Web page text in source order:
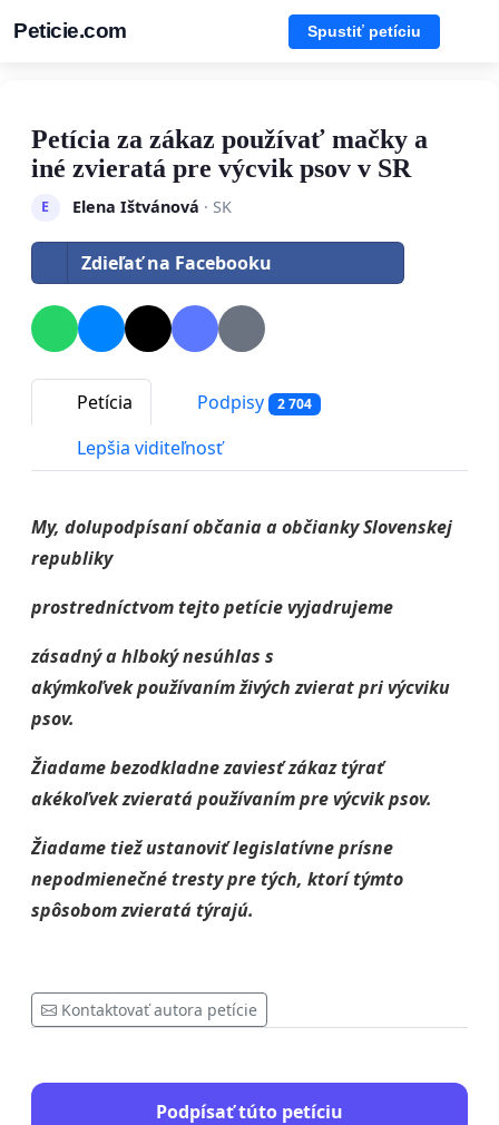
Peticie.com Spustiť petíciu
Petícia za zákaz používať mačky a
iné zvieratá pre výcvik psov v SR
E Elena Ištvánová · SK
Zdieľať na Facebooku
Petícia Podpisy 2 704
Lepšia viditeľnosť
My, dolupodpísaní občania a občianky Slovenskej
republiky
prostredníctvom tejto petície vyjadrujeme
zásadný a hlboký nesúhlas s
akýmkoľvek používaním živých zvierat pri výcviku
psov.
Žiadame bezodkladne zaviesť zákaz týrať
akékoľvek zvieratá používaním pre výcvik psov.
Žiadame tiež ustanoviť legislatívne prísne
nepodmienečné tresty pre tých, ktorí týmto
spôsobom zvieratá týrajú.
Kontaktovať autora petície
Podpísať túto petíciu